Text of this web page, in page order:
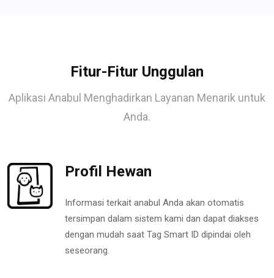
Fitur-Fitur Unggulan
Aplikasi Anabul Menghadirkan Layanan Menarik untuk
Anda.
Profil Hewan
Informasi terkait anabul Anda akan otomatis
tersimpan dalam sistem kami dan dapat diakses
dengan mudah saat Tag Smart ID dipindai oleh
seseorang.